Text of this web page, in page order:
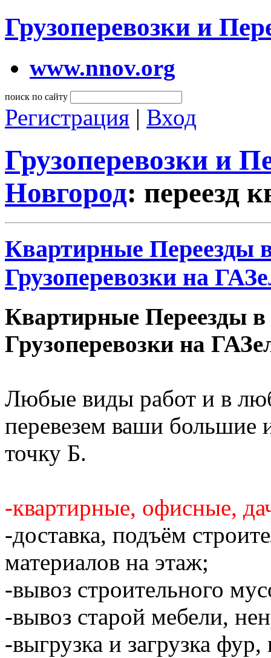
Грузоперевозки и
www.nnov.org
поиск по сайту
Регистрация | Вход
Грузоперевозки и
Новгород: переезд
Квартирные Переезды
Грузоперевозки на
Квартирные Переезды
Грузоперевозки на
Любые виды работ и в
перевезем ваши большие
точку Б.
-квартирные, офисные,
-доставка, подъём
материалов на этаж;
-вывоз строительного
-вывоз старой мебели,
-выгрузка и загрузка фур,